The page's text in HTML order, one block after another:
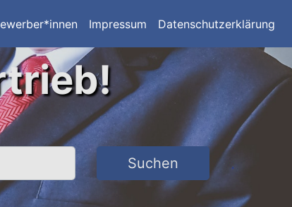
Impressum Datenschutzerklärung
Suchen